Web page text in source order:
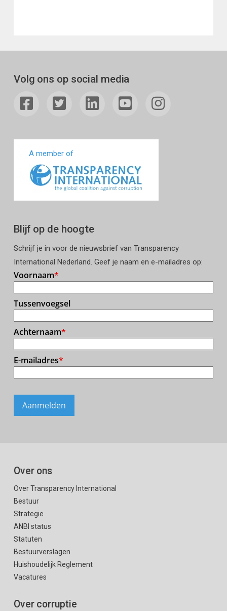
Volg ons op social media
A member of
Blijf op de hoogte
Schrijf je in voor de nieuwsbrief van Transparency
International Nederland. Geef je naam en e-mailadres op:
Over ons
Over Transparency International
Bestuur
Strategie
ANBI status
Statuten
Bestuurverslagen
Huishoudelijk Reglement
Vacatures
Over corruptie